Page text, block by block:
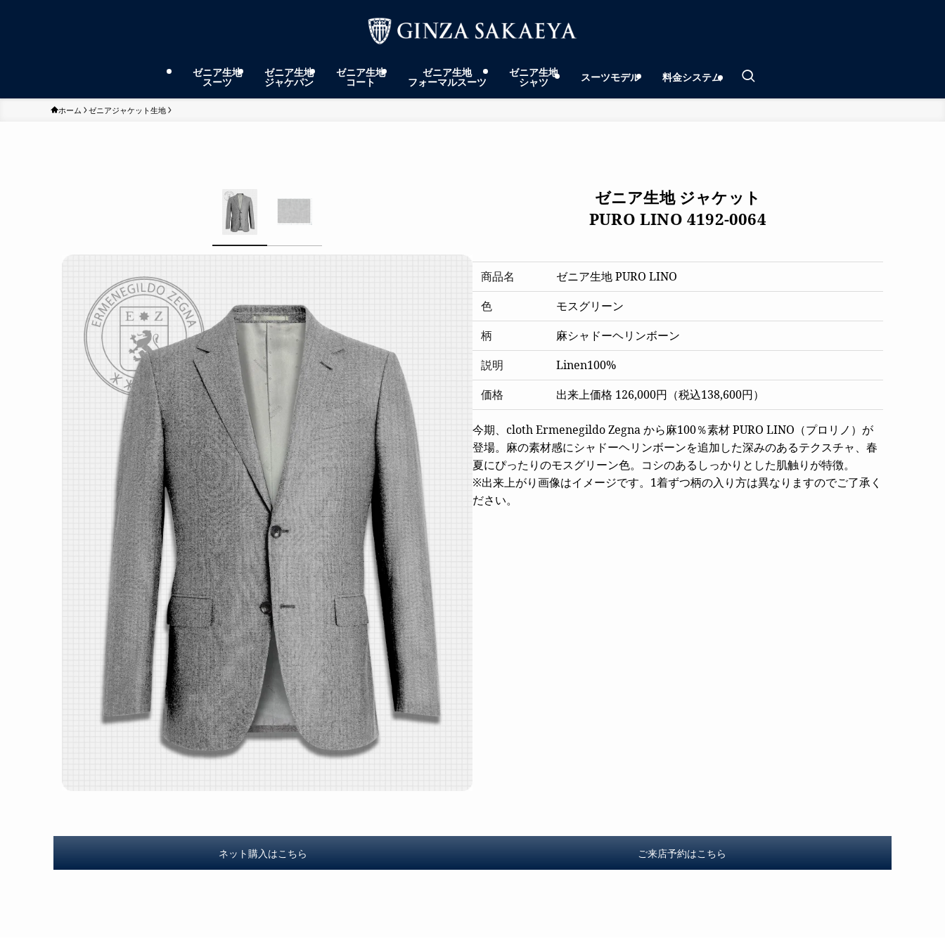
ゼニア生地
スーツ
ゼニア生地
ジャケパン
ゼニア生地
コート
ゼニア生地
フォーマルスーツ
ゼニア生地
シャツ スーツモデル 料金システム
ホーム ゼニアジャケット生地
ゼニア生地 ジャケット
PURO LINO 4192-0064
商品名
ゼニア生地 PURO LINO
色
モスグリーン
柄
麻シャドーヘリンボーン
説明
Linen100%
価格
出来上価格 126,000円（税込138,600円）
今期、cloth Ermenegildo Zegna から麻100％素材 PURO LINO（プロリノ）が
登場。麻の素材感にシャドーヘリンボーンを追加した深みのあるテクスチャ、春
夏にぴったりのモスグリーン色。コシのあるしっかりとした肌触りが特徴。
※出来上がり画像はイメージです。1着ずつ柄の入り方は異なりますのでご了承く
ださい。
ネット購入はこちら ご来店予約はこちら